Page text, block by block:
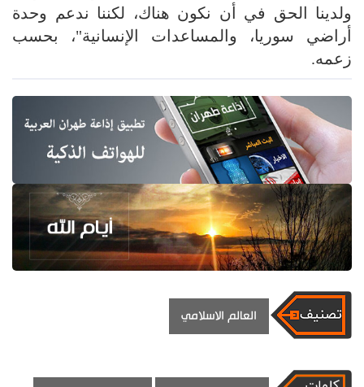
ولدينا الحق في أن نكون هناك، لكننا ندعم وحدة
أراضي سوريا، والمساعدات الإنسانية"، بحسب
زعمه.
العالم الاسلامي